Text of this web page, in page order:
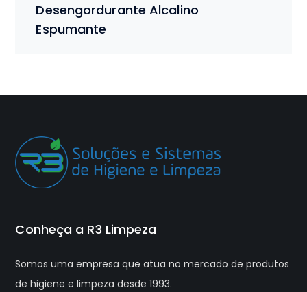
Desengordurante Alcalino
Espumante
Conheça a R3 Limpeza
Somos uma empresa que atua no mercado de produtos
de higiene e limpeza desde 1993.